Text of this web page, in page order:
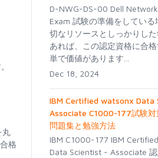
丸
格
D-NWG-DS-00 Dell
Exam 試験の準備をしている
切なリソースとしっかりし
あれば、この認定資格に合
単で価値があります...
Dec 18, 2024
IBM Certified watsonx Data
Associate C1000-177試験対
問題集と勉強方法
IBM C1000-177 IBM
Data Scientist - Associate